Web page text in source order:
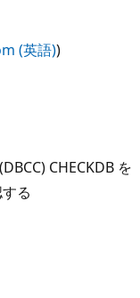
(英語))
CHECKDB を
る